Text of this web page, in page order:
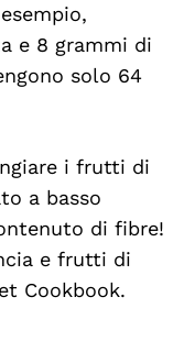
e 8 grammi di
solo 64
i frutti di
a basso
di fibre!
e frutti di
Cookbook.